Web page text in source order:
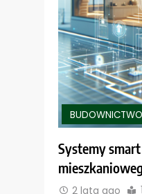
BUDOWNICTWO
Systemy
2 lata ago